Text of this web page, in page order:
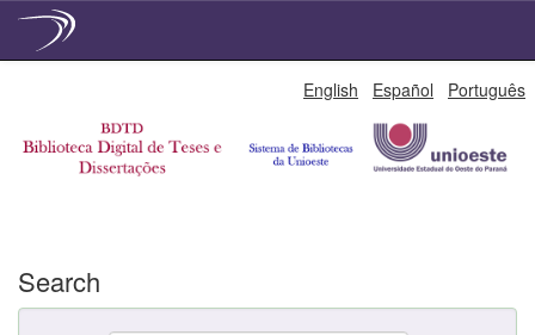
English Español Português
Search